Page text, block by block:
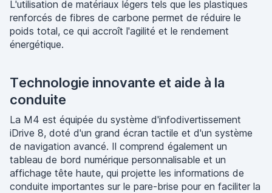
L'utilisation de matériaux légers tels que les plastiques
renforcés de fibres de carbone permet de réduire le
poids total, ce qui accroît l'agilité et le rendement
énergétique.
Technologie innovante et aide à la
conduite
La M4 est équipée du système d'infodivertissement
iDrive 8, doté d'un grand écran tactile et d'un système
de navigation avancé. Il comprend également un
tableau de bord numérique personnalisable et un
affichage tête haute, qui projette les informations de
conduite importantes sur le pare-brise pour en faciliter la